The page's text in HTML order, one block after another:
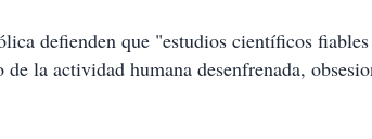
defienden que "estudios científicos
la actividad humana desenfrenada,